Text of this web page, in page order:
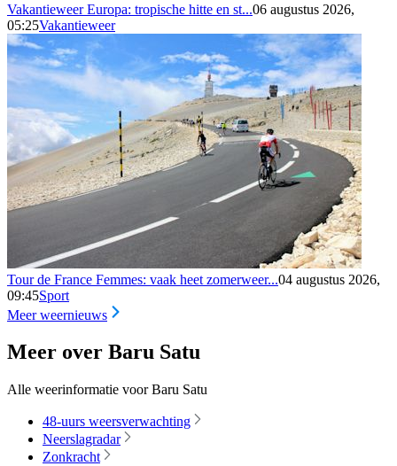
Vakantieweer Europa: tropische hitte en st...06 augustus 2026,
05:25Vakantieweer
Tour de France Femmes: vaak heet zomerweer...04 augustus 2026,
09:45Sport
Meer weernieuws
Meer over Baru Satu
Alle weerinformatie voor Baru Satu
48-uurs weersverwachting
Neerslagradar
Zonkracht